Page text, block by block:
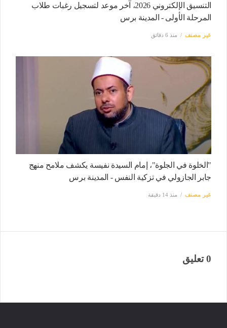
التنسيق الإلكتروني 2026، آخر موعد لتسجيل رغبات طلاب
المرحلة الأولى - المدينة برس
غير مصنف منذ 6 دقائق
"الخلوة في الجلوة"، إمام السيدة نفيسة يكشف ملامح منهج
جابر الجازولي في تزكية النفس - المدينة برس
غير مصنف منذ 14 دقيقة
0 تعليق